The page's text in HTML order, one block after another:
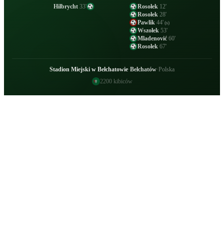
Hilbrycht 33' Rosołek 12'
Rosołek 28'
Pawlik 44' (s)
Wszołek 53'
Mladenović 60'
Rosołek 67'
Stadion Miejski w Bełchatowie·Bełchatów·Polska
2200kibiców